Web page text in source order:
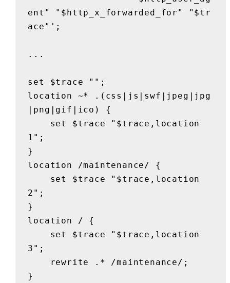
ent" "$http_x_forwarded_for" "$tr
ace"';
...
set $trace "";
location ~* .(css|js|swf|jpeg|jpg
|png|gif|ico) {
1";
}
location /maintenance/ {
2";
}
location / {
3";
}